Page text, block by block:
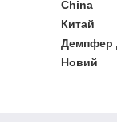
China
Китай
Демпфер
Новий